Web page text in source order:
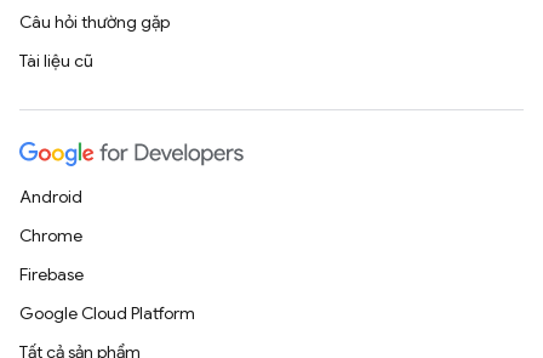
Câu hỏi thường gặp
Tài liệu cũ
Android
Chrome
Firebase
Google Cloud Platform
Tất cả sản phẩm